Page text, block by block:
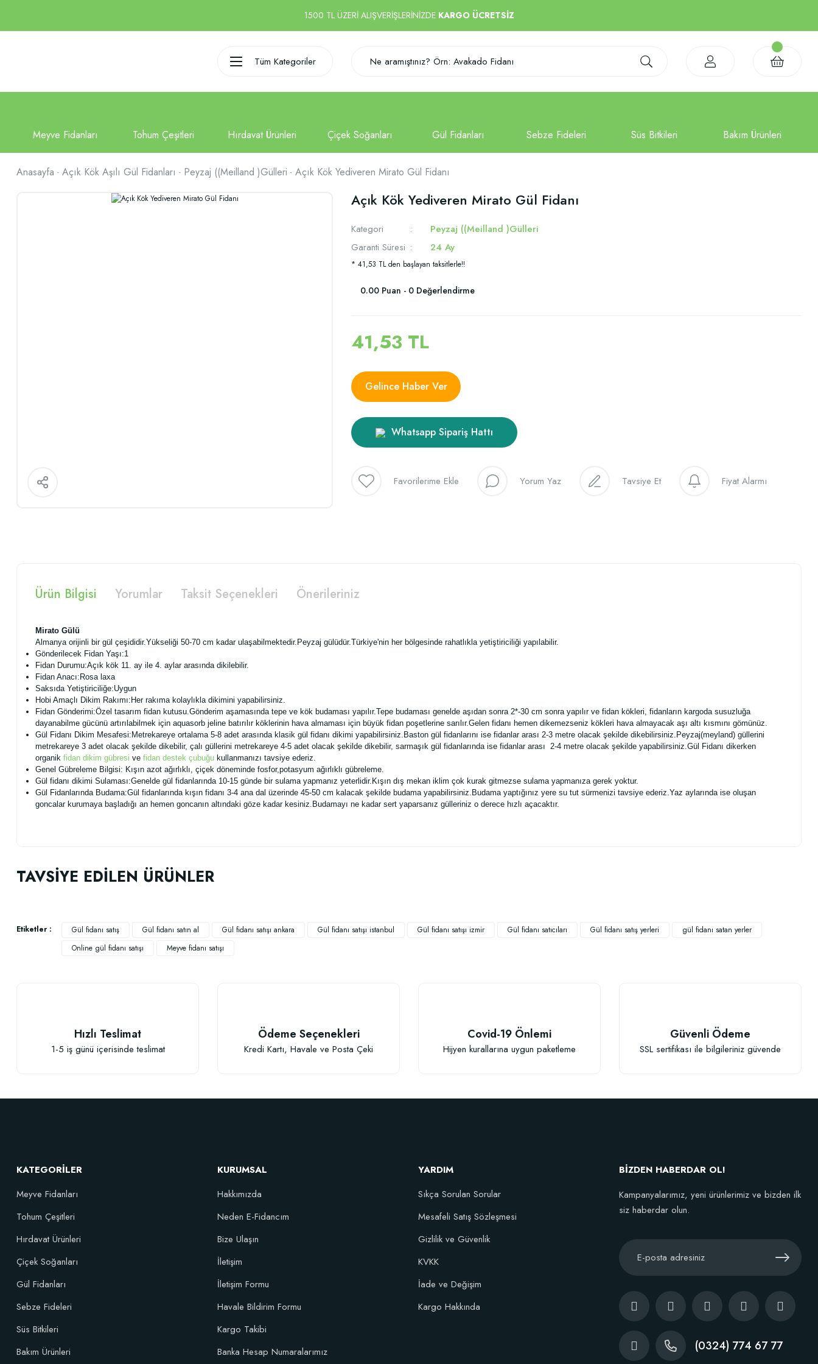
1500 TL ÜZERİ ALIŞVERİŞLERİNİZDE KARGO ÜCRETSİZ
Tüm Kategoriler
Anasayfa Açık Kök Aşılı Gül Fidanları Peyzaj ((Meilland )Gülleri Açık Kök Yediveren Mirato Gül Fidanı
Açık Kök Yediveren Mirato Gül Fidanı
Kategori
Peyzaj ((Meilland )Gülleri
Garanti Süresi
24 Ay
* 41,53 TL den başlayan taksitlerle!!
0.00 Puan - 0 Değerlendirme
41,53 TL
Gelince Haber Ver
Whatsapp Sipariş Hattı
Yorum Yaz Tavsiye Et Fiyat Alarmı
Ürün Bilgisi Yorumlar Taksit Seçenekleri Önerileriniz
Mirato Gülü
Almanya orijinli bir gül çeşididir.Yükseliği 50-70 cm kadar ulaşabilmektedir.Peyzaj gülüdür.Türkiye'nin her bölgesinde rahatlıkla yetiştiriciliği yapılabilir.
Gönderilecek Fidan Yaşı:1
Fidan Durumu:Açık kök 11. ay ile 4. aylar arasında dikilebilir.
Fidan Anacı:Rosa laxa
Saksıda Yetiştiriciliğe:Uygun
Hobi Amaçlı Dikim Rakımı:Her rakıma kolaylıkla dikimini yapabilirsiniz.
Fidan Gönderimi:Özel tasarım fidan kutusu.Gönderim aşamasında tepe ve kök budaması yapılır.Tepe budaması genelde aşıdan sonra 2*-30 cm sonra yapılır ve fidan kökleri, fidanların kargoda susuzluğa
dayanabilme gücünü artırılabilmek için aquasorb jeline batırılır köklerinin hava almaması için büyük fidan poşetlerine sarılır.Gelen fidanı hemen dikemezseniz kökleri hava almayacak aşı altı kısmını gömünüz.
Gül Fidanı Dikim Mesafesi:Metrekareye ortalama 5-8 adet arasında klasik gül fidanı dikimi yapabilirsiniz.Baston gül fidanlarını ise fidanlar arası 2-3 metre olacak şekilde dikebilirsiniz.Peyzaj(meyland) güllerini
metrekareye 3 adet olacak şekilde dikebilir, çalı güllerini metrekareye 4-5 adet olacak şekilde dikebilir, sarmaşık gül fidanlarında ise fidanlar arası 2-4 metre olacak şekilde yapabilirsiniz.Gül Fidanı dikerken
organik fidan dikim gübresi ve fidan destek çubuğu kullanmanızı tavsiye ederiz.
Genel Gübreleme Bilgisi: Kışın azot ağırlıklı, çiçek döneminde fosfor,potasyum ağırlıklı gübreleme.
Gül fidanı dikimi Sulaması:Genelde gül fidanlarında 10-15 günde bir sulama yapmanız yeterlidir.Kışın dış mekan iklim çok kurak gitmezse sulama yapmanıza gerek yoktur.
Gül Fidanlarında Budama:Gül fidanlarında kışın fidanı 3-4 ana dal üzerinde 45-50 cm kalacak şekilde budama yapabilirsiniz.Budama yaptığınız yere su tut sürmenizi tavsiye ederiz.Yaz aylarında ise oluşan
goncalar kurumaya başladığı an hemen goncanın altındaki göze kadar kesiniz.Budamayı ne kadar sert yaparsanız gülleriniz o derece hızlı açacaktır.
Ürün bilgilerinde hatalar bulunuyor.
Ürün fiyatı diğer sitelerden daha pahalı.
TAVSİYE EDİLEN ÜRÜNLER
Özel Karışım Fidan Tutma Yüzdesini Arttıran Organik Dikim Gübresi (10 fidan için)
107,89 TL
Sepete Ekle
Etiketler : Gül fidanı satış Gül fidanı satın al Gül fidanı satışı ankara Gül fidanı satışı istanbul Gül fidanı satışı izmir Gül fidanı satıcıları Gül fidanı satış yerleri
gül fidanı satan yerler
Online gül fidanı satışı
Meyve fidanı satışı
Hızlı Teslimat
1-5 iş günü içerisinde teslimat
Ödeme Seçenekleri
Kredi Kartı, Havale ve Posta Çeki
Covid-19 Önlemi
Hijyen kurallarına uygun paketleme
Güvenli Ödeme
SSL sertifikası ile bilgileriniz güvende
KATEGORİLER
Meyve Fidanları
Tohum Çeşitleri
Hırdavat Ürünleri
Çiçek Soğanları
Gül Fidanları
Sebze Fideleri
Süs Bitkileri
Bakım Ürünleri
KURUMSAL
Hakkımızda
Neden E-Fidancım
Bize Ulaşın
İletişim
İletişim Formu
Havale Bildirim Formu
Kargo Takibi
Banka Hesap Numaralarımız
YARDIM
Sıkça Sorulan Sorular
Mesafeli Satış Sözleşmesi
Gizlilik ve Güvenlik
KVKK
İade ve Değişim
Kargo Hakkında
BİZDEN HABERDAR OL!
Kampanyalarımız, yeni ürünlerimiz ve bizden ilk
siz haberdar olun.
(0324) 774 67 77